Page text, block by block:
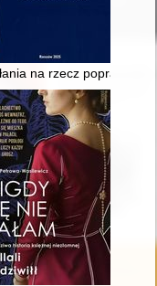
w latach 1793-
na rzecz poprawy